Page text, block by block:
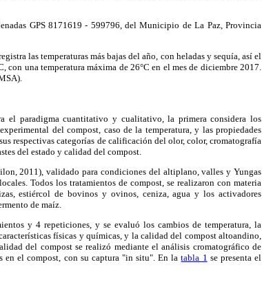
GPS 8171619 - 599796, del Municipio de La Paz, Provincia
las temperaturas más bajas del año, con heladas y sequía, así el
una temperatura máxima de 26°C en el mes de diciembre 2017.
el paradigma cuantitativo y cualitativo, la primera considera los
del compost, caso de la temperatura, y las propiedades
respectivas categorías de calificación del olor, color, cromatografía
del estado y calidad del compost.
2011), validado para condiciones del altiplano, valles y Yungas
Todos los tratamientos de compost, se realizaron con materia
estiércol de bovinos y ovinos, ceniza, agua y los activadores
de maíz.
y 4 repeticiones, y se evaluó los cambios de temperatura, la
físicas y químicas, y la calidad del compost altoandino,
del compost se realizó mediante el análisis cromatográfico de
en el compost, con su captura "in situ". En latabla 1 se presenta el